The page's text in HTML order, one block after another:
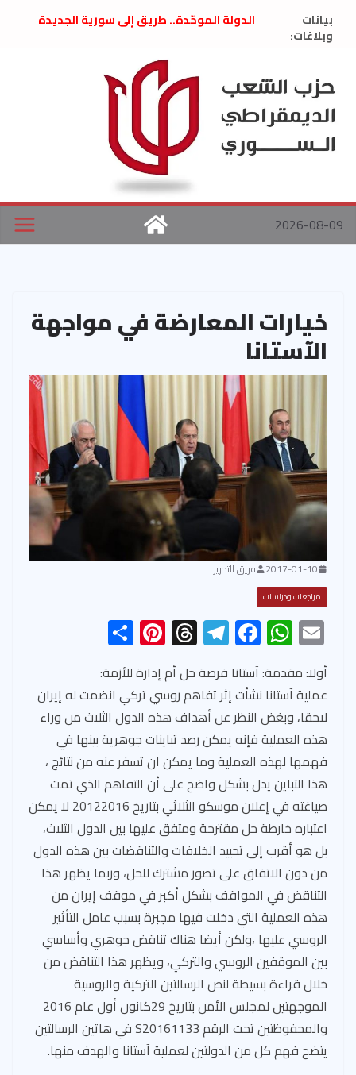
بيانات
وبلاغات:
الدولة الموحّدة.. طريق إلى سورية الجديدة
العام السابق لحزب الاتحاد الاشتراكي العربي
الديمقراطي
بلاغ صادر عن اجتماع اللجنة المركزية نيسان
2026
الحرب الأمريكية الإسرائيلية على نظام الملالي
في إيران .. بيان من حزب الشعب الديمقراطي
السوري
2026-08-09
خيارات المعارضة في مواجهة
الآستانا
2017-01-10 فريق التحرير
مراجعات ودراسات
E
m
ail
W
h
at
s
A
p
p
F
ac
e
b
o
ok
Te
le
gr
a
m
T
hr
ea
ds
Pi
nt
er
es
t
h
ar
e
أولا: مقدمة: آستانا فرصة حل أم إدارة للأزمة:
عملية آستانا نشأت إثر تفاهم روسي تركي انضمت له إيران
لاحقا، وبغض النظر عن أهداف هذه الدول الثلاث من وراء
هذه العملية فإنه يمكن رصد تباينات جوهرية بينها في
فهمها لهذه العملية وما يمكن ان تسفر عنه من نتائج ،
هذا التباين يدل بشكل واضح على أن التفاهم الذي تمت
صياغته في إعلان موسكو الثلاثي بتاريخ 20122016 لا يمكن
اعتباره خارطة حل مقترحة ومتفق عليها بين الدول الثلاث،
بل هو أقرب إلى تحييد الخلافات والتناقضات بين هذه الدول
من دون الاتفاق على تصور مشترك للحل، وربما يظهر هذا
التناقض في المواقف بشكل أكبر في موقف إيران من
هذه العملية التي دخلت فيها مجبرة بسبب عامل التأثير
الروسي عليها ،ولكن أيضا هناك تناقض جوهري وأساسي
بين الموقفين الروسي والتركي، ويظهر هذا التناقض من
خلال قراءة بسيطة لنص الرسالتين التركية والروسية
الموجهتين لمجلس الأمن بتاريخ 29كانون أول عام 2016
والمحفوظتين تحت الرقم S20161133 في هاتين الرسالتين
يتضح فهم كل من الدولتين لعملية آستانا والهدف منها.